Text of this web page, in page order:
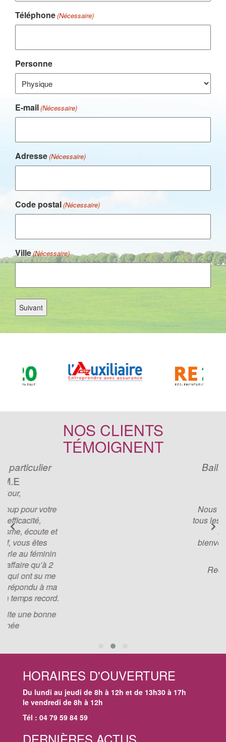
Téléphone(Nécessaire)
Personne
E-mail(Nécessaire)
Adresse(Nécessaire)
Code postal(Nécessaire)
Ville(Nécessaire)
NOS CLIENTS
TÉMOIGNENT
HORAIRES D'OUVERTURE
Du lundi au jeudi de 8h à 12h et de 13h30 à 17h
le vendredi de 8h à 12h
Tél : 04 79 59 84 59